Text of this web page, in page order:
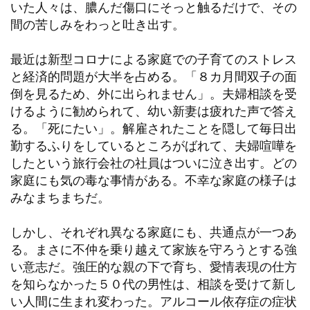
いた人々は、膿んだ傷口にそっと触るだけで、その
間の苦しみをわっと吐き出す。
最近は新型コロナによる家庭での子育てのストレス
と経済的問題が大半を占める。「８カ月間双子の面
倒を見るため、外に出られません」。夫婦相談を受
けるように勧められて、幼い新妻は疲れた声で答え
る。「死にたい」。解雇されたことを隠して毎日出
勤するふりをしているところがばれて、夫婦喧嘩を
したという旅行会社の社員はついに泣き出す。どの
家庭にも気の毒な事情がある。不幸な家庭の様子は
みなまちまちだ。
しかし、それぞれ異なる家庭にも、共通点が一つあ
る。まさに不仲を乗り越えて家族を守ろうとする強
い意志だ。強圧的な親の下で育ち、愛情表現の仕方
を知らなかった５０代の男性は、相談を受けて新し
い人間に生まれ変わった。アルコール依存症の症状